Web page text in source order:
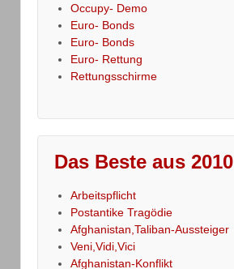
Occupy- Demo
Euro- Bonds
Euro- Bonds
Euro- Rettung
Rettungsschirme
Das Beste aus 2010
Arbeitspflicht
Postantike Tragödie
Afghanistan,Taliban-Aussteiger
Veni,Vidi,Vici
Afghanistan-Konflikt